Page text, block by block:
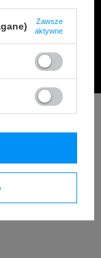
Twój
stanie
Zawsze
aktywne